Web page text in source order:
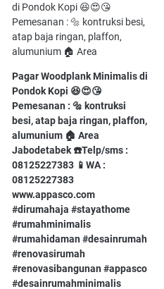
Pagar Woodplank Minimalis di
Pondok Kopi⁠ 😆😍😘⁠ ⁠ ⁠ ⁠
Pemesanan : 🔩 kontruksi
besi, atap baja ringan, plaffon,
alumunium⁠ 🏠 Area
Jabodetabek⁠ ☎️Telp/sms :
08125227383⁠ 📱WA :
08125227383⁠
www.appasco.com⁠ ⁠
#dirumahaja⁠ #stayathome⁠
#rumahminimalis⁠
#rumahidaman⁠ #desainrumah⁠
#renovasirumah⁠
#renovasibangunan⁠ #appasco⁠
#desainrumahminimalis⁠